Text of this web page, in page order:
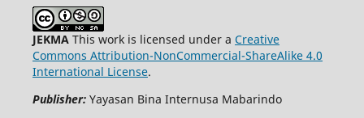
JEKMAThis work is licensed under a Creative
Commons Attribution-NonCommercial-ShareAlike 4.0
International License.
Publisher: Yayasan Bina Internusa Mabarindo